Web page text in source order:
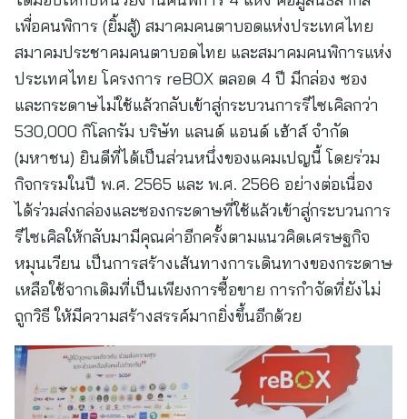
เพื่อคนพิการ (ยิ้มสู้) สมาคมคนตาบอดแห่งประเทศไทย
สมาคมประชาคมคนตาบอดไทย และสมาคมคนพิการแห่ง
ประเทศไทย โครงการ reBOX ตลอด 4 ปี มีกล่อง ซอง
และกระดาษไม่ใช้แล้วกลับเข้าสู่กระบวนการรีไซเคิลกว่า
530,000 กิโลกรัม บริษัท แลนด์ แอนด์ เฮ้าส์ จำกัด
(มหาชน) ยินดีที่ได้เป็นส่วนหนึ่งของแคมเปญนี้ โดยร่วม
กิจกรรมในปี พ.ศ. 2565 และ พ.ศ. 2566 อย่างต่อเนื่อง
ได้ร่วมส่งกล่องและซองกระดาษที่ใช้แล้วเข้าสู่กระบวนการ
รีไซเคิลให้กลับมามีคุณค่าอีกครั้งตามแนวคิดเศรษฐกิจ
หมุนเวียน เป็นการสร้างเส้นทางการเดินทางของกระดาษ
เหลือใช้จากเดิมที่เป็นเพียงการซื้อขาย การกำจัดที่ยังไม่
ถูกวิธี ให้มีความสร้างสรรค์มากยิ่งขึ้นอีกด้วย